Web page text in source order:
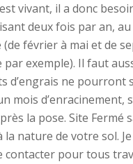
vivant, il a donc
deux fois par an,
février à mai et de
par exemple). Il faut
d’engrais ne pourront
mois d’enracinement,
la pose. Site Fermé
la nature de votre sol.
contacter pour tous